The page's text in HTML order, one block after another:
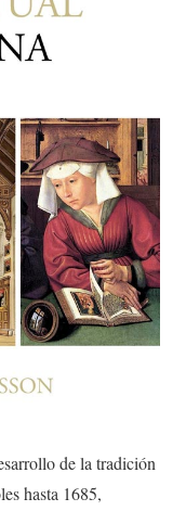
de la tradición
hasta 1685,